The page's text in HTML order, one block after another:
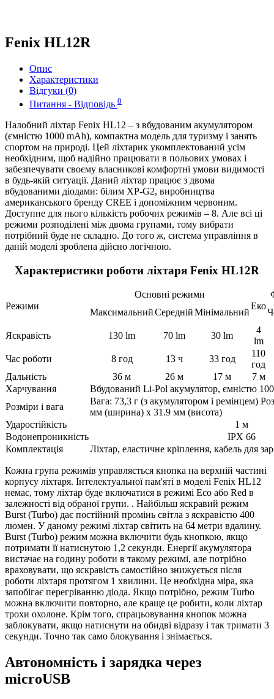
Fenix HL12R
Опис
Характеристики
Відгуки (0)
Питання - Відповідь 0
Налобний ліхтар Fenix HL12 – з вбудованим акумулятором
(ємністю 1000 mAh), компактна модель для туризму і занять
спортом на природі. Цей ліхтарик укомплектований усім
необхідним, щоб надійно працювати в польових умовах і
забезпечувати своєму власникові комфортні умови видимості
в будь-якій ситуації. Даний ліхтар працює з двома
вбудованими діодами: білим XP-G2, виробництва
американського бренду CREE і допоміжним червоним.
Доступне для нього кількість робочих режимів – 8. Але всі ці
режими розподілені між двома групами, тому вибрати
потрібний буде не складно. До того ж, система управління в
даній моделі зроблена дійсно логічною.
Характеристики роботи ліхтаря Fenix HL12R
Режими
Основні режими
Еко
МаксимальнийСереднійМінімальний
Яскравість 130 lm 70 lm 30 lm
4
lm
Час роботи
8 год 13 ч 33 год
110
год
Дальність
36 м 26 м 17 м
7 м
Харчування
Вбудований Li-Pol акумулятор, ємністю
Розміри і вага
Вага: 73,3 г (з акумулятором і ремінцем)
мм (ширина) х 31.9 мм (висота)
Ударостійкість
1 м
Водонепроникність
IPX 66
Комплектація
Ліхтар, еластичне кріплення, кабель для
Кожна група режимів управляється кнопка на верхній частині
корпусу ліхтаря. Інтелектуальної пам'яті в моделі Fenix HL12
немає, тому ліхтар буде включатися в режимі Eco або Red в
залежності від обраної групи. . Найбільш яскравий режим
Burst (Turbo) дає постійний промінь світла з яскравістю 400
люмен. У даному режимі ліхтар світить на 64 метри вдалину.
Burst (Turbo) режим можна включити будь кнопкою, якщо
потримати її натиснутою 1,2 секунди. Енергії акумулятора
вистачає на годину роботи в такому режимі, але потрібно
враховувати, що яскравість самостійно знижується після
роботи ліхтаря протягом 1 хвилини. Це необхідна міра, яка
запобігає перегріванню діода. Якщо потрібно, режим Turbo
можна включити повторно, але краще це робити, коли ліхтар
трохи охолоне. Крім того, спрацьовування кнопок можна
заблокувати, якщо натиснути на обидві відразу і так тримати 3
секунди. Точно так само блокування і знімається.
Автономність і зарядка через
microUSB